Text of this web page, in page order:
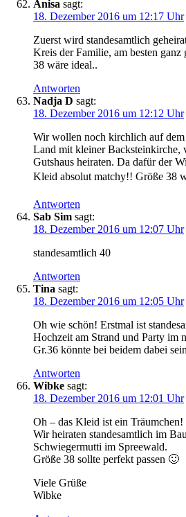
Anisa sagt:
18. Dezember 2016 um 12:17 Uhr
Zuerst wird standesamtlich
Kreis der Familie, am besten
38 wäre ideal..
Antworten
Nadja D sagt:
18. Dezember 2016 um 12:12 Uhr
Wir wollen noch kirchlich auf dem
Land mit kleiner Backsteinkirche,
Gutshaus heiraten. Da dafür der
Kleid absolut matchy!! Größe 38
Antworten
Sab Sim sagt:
18. Dezember 2016 um 12:07 Uhr
standesamtlich 40
Antworten
Tina sagt:
18. Dezember 2016 um 12:05 Uhr
Oh wie schön! Erstmal ist
Hochzeit am Strand und Party im
Gr.36 könnte bei beidem dabei
Antworten
Wibke sagt:
18. Dezember 2016 um 12:01 Uhr
Oh – das Kleid ist ein Träumchen!
Wir heiraten standesamtlich im
Schwiegermutti im Spreewald.
Größe 38 sollte perfekt passen 🙂
Viele Grüße
Wibke